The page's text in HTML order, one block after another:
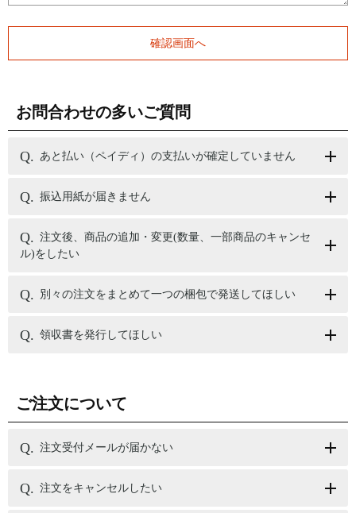
お問合わせの多いご質問
あと払い（ペイディ）の支払いが確定していません
振込用紙が届きません
注文後、商品の追加・変更(数量、一部商品のキャンセ
ル)をしたい
別々の注文をまとめて一つの梱包で発送してほしい
領収書を発行してほしい
ご注文について
注文受付メールが届かない
注文をキャンセルしたい